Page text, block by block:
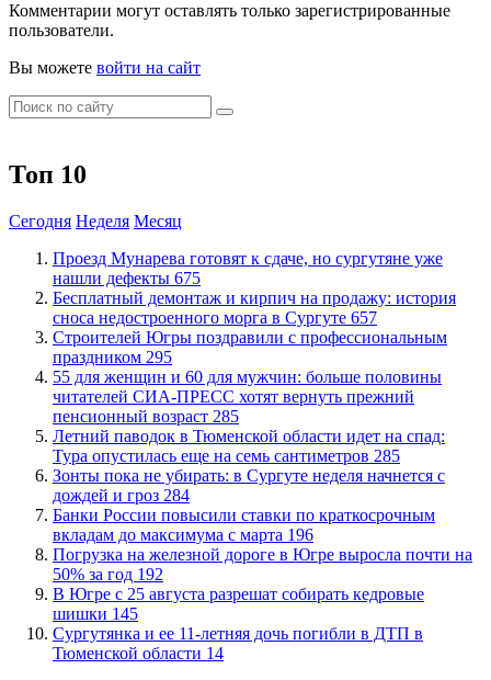
Комментарии могут оставлять только зарегистрированные
пользователи.
Вы можете войти на сайт
Топ 10
Сегодня Неделя Месяц
​Проезд Мунарева готовят к сдаче, но сургутяне уже
нашли дефекты 675
​Бесплатный демонтаж и кирпич на продажу: история
сноса недостроенного морга в Сургуте 657
​Строителей Югры поздравили с профессиональным
праздником 295
​55 для женщин и 60 для мужчин: больше половины
читателей СИА-ПРЕСС хотят вернуть прежний
пенсионный возраст 285
​Летний паводок в Тюменской области идет на спад:
Тура опустилась еще на семь сантиметров 285
​Зонты пока не убирать: в Сургуте неделя начнется с
дождей и гроз 284
​Банки России повысили ставки по краткосрочным
вкладам до максимума с марта 196
​Погрузка на железной дороге в Югре выросла почти на
50% за год 192
​В Югре с 25 августа разрешат собирать кедровые
шишки 145
Сургутянка и ее 11-летняя дочь погибли в ДТП в
Тюменской области 14